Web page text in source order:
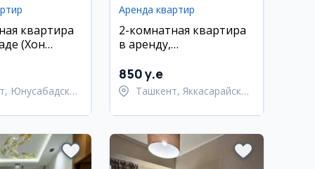
квартира
(Хон
Юнусабадский
Аренда квартир
2-комнатная квартира
в аренду,
Кушбеги
850 y.e
Ташкент, Яккасарайский